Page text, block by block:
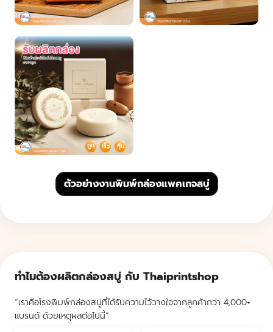
ตัวอย่างงานพิมพ์กล่องแพคเกจสบู่
ทำไมต้องผลิตกล่องสบู่ กับ Thaiprintshop
“เราคือโรงพิมพ์กล่องสบู่ที่ได้รับความไว้วางใจจากลูกค้ากว่า 4,000+
แบรนด์ ด้วยเหตุผลต่อไปนี้”